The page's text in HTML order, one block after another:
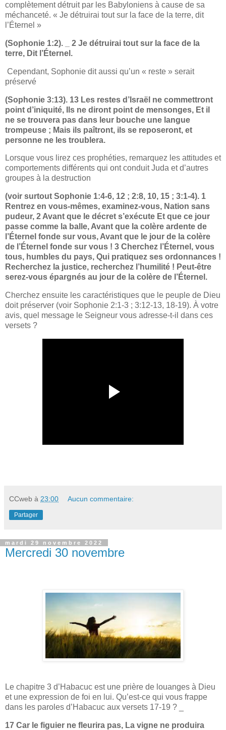
complètement détruit par les Babyloniens à cause de sa
méchanceté. « Je détruirai tout sur la face de la terre, dit
l’Éternel »
(Sophonie 1:2). _ 2 Je détruirai tout sur la face de la
terre, Dit l’Éternel.
Cependant, Sophonie dit aussi qu’un « reste » serait
préservé
(Sophonie 3:13). 13 Les restes d’Israël ne commettront
point d’iniquité, Ils ne diront point de mensonges, Et il
ne se trouvera pas dans leur bouche une langue
trompeuse ; Mais ils paîtront, ils se reposeront, et
personne ne les troublera.
Lorsque vous lirez ces prophéties, remarquez les attitudes et
comportements différents qui ont conduit Juda et d’autres
groupes à la destruction
(voir surtout Sophonie 1:4-6, 12 ; 2:8, 10, 15 ; 3:1-4). 1
Rentrez en vous-mêmes, examinez-vous, Nation sans
pudeur, 2 Avant que le décret s’exécute Et que ce jour
passe comme la balle, Avant que la colère ardente de
l’Éternel fonde sur vous, Avant que le jour de la colère
de l’Éternel fonde sur vous ! 3 Cherchez l’Éternel, vous
tous, humbles du pays, Qui pratiquez ses ordonnances !
Recherchez la justice, recherchez l’humilité ! Peut-être
serez-vous épargnés au jour de la colère de l’Éternel.
Cherchez ensuite les caractéristiques que le peuple de Dieu
doit préserver (voir Sophonie 2:1-3 ; 3:12-13, 18-19). À votre
avis, quel message le Seigneur vous adresse-t-il dans ces
versets ?
CCweb à 23:00 Aucun commentaire:
Partager
mardi 29 novembre 2022
Mercredi 30 novembre
Le chapitre 3 d’Habacuc est une prière de louanges à Dieu
et une expression de foi en lui. Qu’est-ce qui vous frappe
dans les paroles d’Habacuc aux versets 17-19 ? _
17 Car le figuier ne fleurira pas, La vigne ne produira